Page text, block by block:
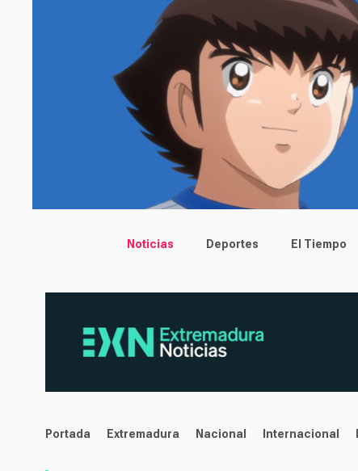
Main menu
Noticias Deportes El Tiempo
noticias
Portada Extremadura Nacional Internacional